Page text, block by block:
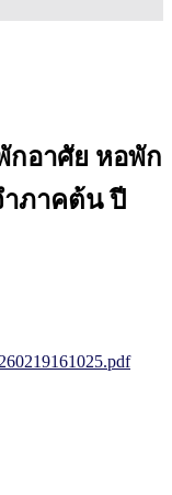
กอาศัย หอพัก
ภาคต้น ปี